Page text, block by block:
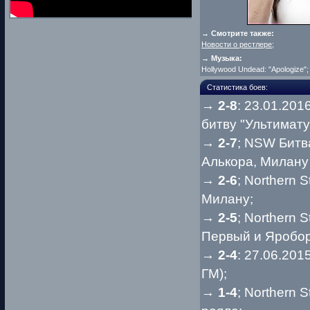
→ Смотрите также:
Новости о рестлере;
→ Музыка:
Hollywood Undead: "Apologize";
Статистика боев:
→ 2-8:
битву
→ 2-7; NSW
Алькора,
→ 2-6; Northern
Милану;
→ 2-5; Northern
Первый и
→ 2-4:
ГМ);
→ 1-4; Northern